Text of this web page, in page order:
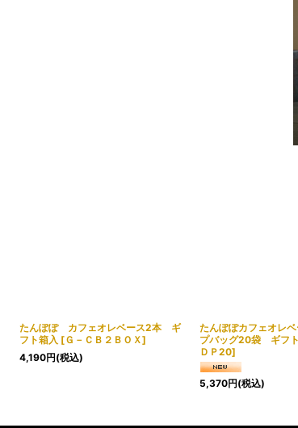
たんぽぽ カフェオレベース2本 ギ
フト箱入 [Ｇ－ＣＢ２ＢＯＸ]
4,190円(税込)
たんぽぽカフェオレ
プバッグ20袋 ギフ
ＤＰ20]
5,370円(税込)